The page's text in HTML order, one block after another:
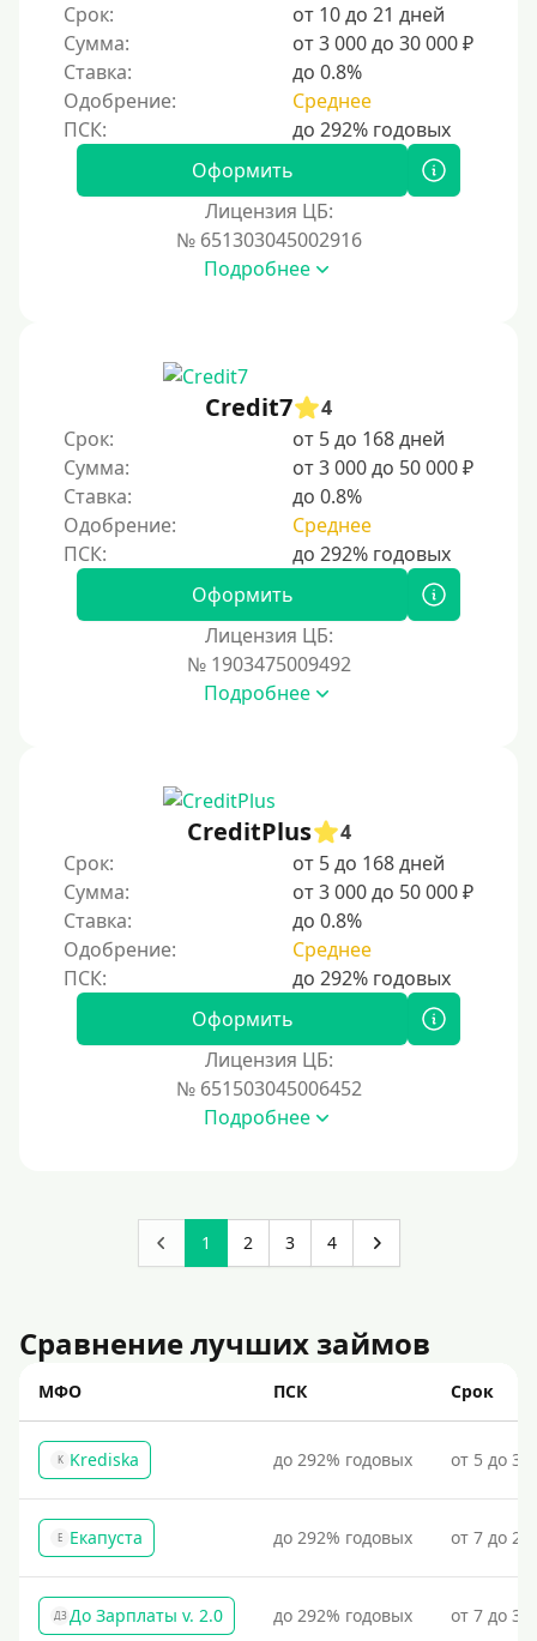
Срок:
от 10 до 21 дней
Сумма:
от 3 000 до 30 000 ₽
Ставка:
до 0.8%
Одобрение:
Среднее
Оформить
Лицензия ЦБ:
№ 651303045002916
Подробнее
Credit7
4
Срок:
от 5 до 168 дней
Сумма:
от 3 000 до 50 000 ₽
Ставка:
до 0.8%
Одобрение:
Среднее
Оформить
Лицензия ЦБ:
№ 1903475009492
Подробнее
CreditPlus
4
Срок:
от 5 до 168 дней
Сумма:
от 3 000 до 50 000 ₽
Ставка:
до 0.8%
Одобрение:
Среднее
Оформить
Лицензия ЦБ:
№ 651503045006452
Подробнее
1 2 3 4
Сравнение лучших займов
МФО ПСК Срок
K Krediska до 292% годовых от 5 до
Е Екапуста до 292% годовых от 7 до
ДЗ До Зарплаты v. 2.0 до 292% годовых от 7 до